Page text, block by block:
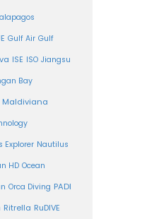
Gulf Air Gulf
ISE ISO Jiangsu
Bay
Maldiviana
Explorer Nautilus
HD Ocean
Orca Diving PADI
Ritrella RuDIVE